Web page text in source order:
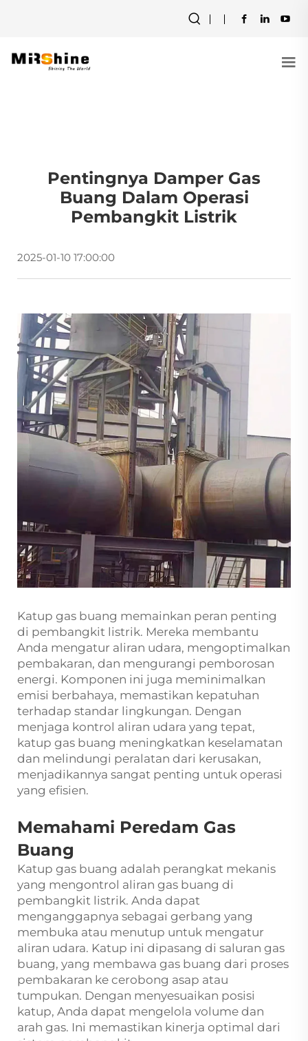
Pentingnya Damper Gas
Buang Dalam Operasi
Pembangkit Listrik
2025-01-10 17:00:00
Katup gas buang memainkan peran penting
di pembangkit listrik. Mereka membantu
Anda mengatur aliran udara, mengoptimalkan
pembakaran, dan mengurangi pemborosan
energi. Komponen ini juga meminimalkan
emisi berbahaya, memastikan kepatuhan
terhadap standar lingkungan. Dengan
menjaga kontrol aliran udara yang tepat,
katup gas buang meningkatkan keselamatan
dan melindungi peralatan dari kerusakan,
menjadikannya sangat penting untuk operasi
yang efisien.
Memahami Peredam Gas
Buang
Katup gas buang adalah perangkat mekanis
yang mengontrol aliran gas buang di
pembangkit listrik. Anda dapat
menganggapnya sebagai gerbang yang
membuka atau menutup untuk mengatur
aliran udara. Katup ini dipasang di saluran gas
buang, yang membawa gas buang dari proses
pembakaran ke cerobong asap atau
tumpukan. Dengan menyesuaikan posisi
katup, Anda dapat mengelola volume dan
arah gas. Ini memastikan kinerja optimal dari